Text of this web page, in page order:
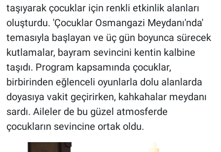
taşıyarak çocuklar için renkli etkinlik alanları
oluşturdu. 'Çocuklar Osmangazi Meydanı'nda'
temasıyla başlayan ve üç gün boyunca sürecek
kutlamalar, bayram sevincini kentin kalbine
taşıdı. Program kapsamında çocuklar,
birbirinden eğlenceli oyunlarla dolu alanlarda
doyasıya vakit geçirirken, kahkahalar meydanı
sardı. Aileler de bu güzel atmosferde
çocukların sevincine ortak oldu.